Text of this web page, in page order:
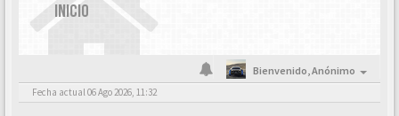
INICIO
Bienvenido,Anónimo
Fecha actual 06 Ago 2026, 11:32